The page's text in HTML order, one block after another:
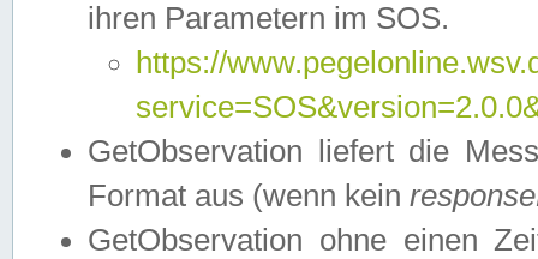
ihren Parametern im SOS.
https://
GetObservation liefert die
Format aus (wenn kein
GetObservation ohne einen